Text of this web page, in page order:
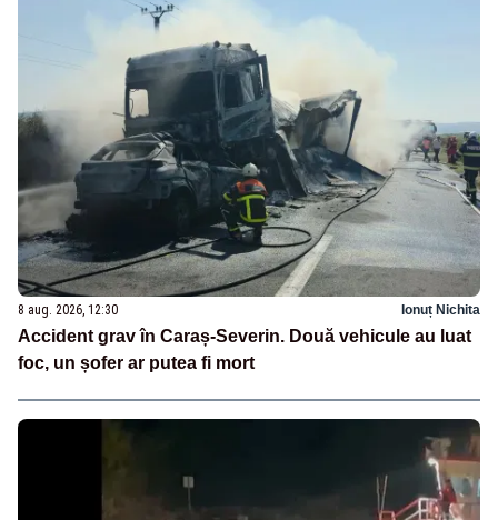
8 aug. 2026, 12:30 Ionuț Nichita
Accident grav în Caraș-Severin. Două vehicule au luat
foc, un șofer ar putea fi mort